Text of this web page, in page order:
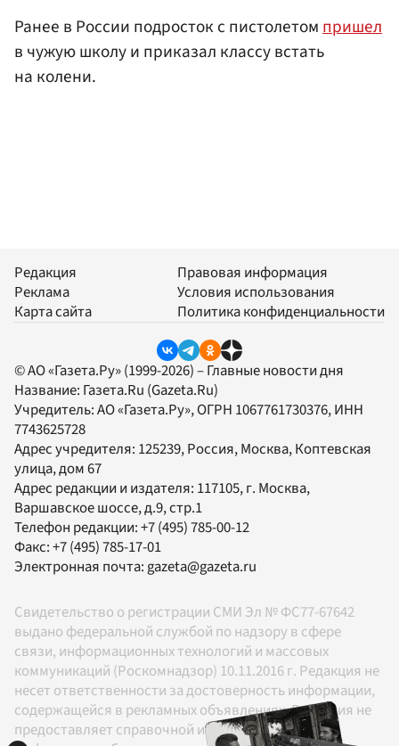
Ранее в России подросток с пистолетомпришел
в чужую школу и приказал классу встать
на колени.
Редакция
Реклама
Карта сайта
Правовая информация
Условия использования
Политика конфиденциальности
© АО «Газета.Ру» (1999-2026) – Главные новости дня
Название: Газета.Ru (Gazeta.Ru)
Учредитель:АО «Газета.Ру», ОГРН 1067761730376, ИНН
7743625728
Адрес учредителя: 125239, Россия, Москва, Коптевская
улица, дом 67
Адрес редакции и издателя: 117105, г. Москва,
Варшавское шоссе, д.9, стр.1
Телефон редакции:+7 (495) 785-00-12
Факс:+7 (495) 785-17-01
Электронная почта:gazeta@gazeta.ru
Свидетельство о регистрации СМИ Эл № ФС77-67642
выдано федеральной службой по надзору в сфере
связи, информационных технологий и массовых
коммуникаций (Роскомнадзор) 10.11.2016 г. Редакция не
несет ответственности за достоверность информации,
содержащейся в рекламных объявлениях. Редакция не
предоставляет справочной информации.